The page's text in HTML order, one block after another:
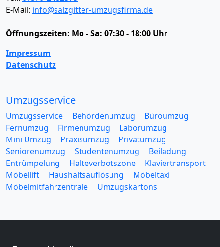
E-Mail: info@salzgitter-umzugsfirma.de
Öffnungszeiten: Mo - Sa: 07:30 - 18:00 Uhr
Impressum
Datenschutz
Umzugsservice
Umzugsservice Behördenumzug
Büroumzug
Fernumzug
Firmenumzug
Laborumzug
Mini Umzug
Praxisumzug
Privatumzug
Seniorenumzug
Studentenumzug
Beiladung
Entrümpelung
Halteverbotszone
Klaviertransport
Möbellift
Haushaltsauflösung
Möbeltaxi
Möbelmitfahrzentrale
Umzugskartons